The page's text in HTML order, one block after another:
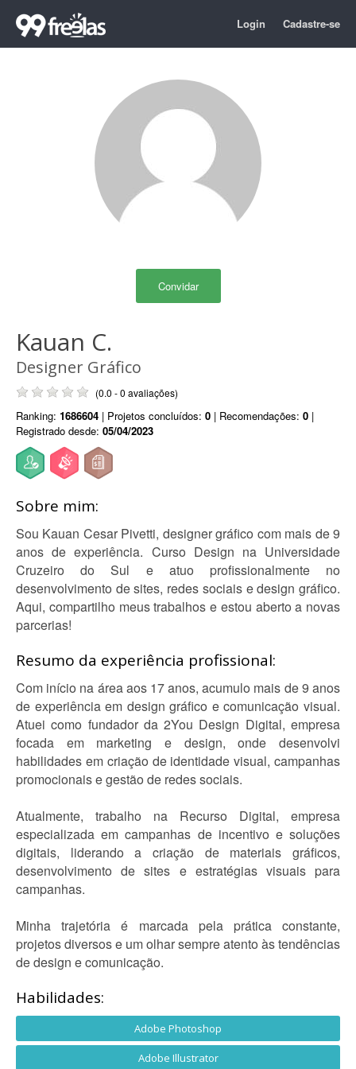
Login Cadastre-se
Convidar
Kauan C.
Designer Gráfico
(0.0 - 0 avaliações)
Ranking: 1686604 | Projetos concluídos: 0 | Recomendações: 0 |
Registrado desde: 05/04/2023
Sobre mim:
Sou Kauan Cesar Pivetti, designer gráfico com mais de 9
anos de experiência. Curso Design na Universidade
Cruzeiro do Sul e atuo profissionalmente no
desenvolvimento de sites, redes sociais e design gráfico.
Aqui, compartilho meus trabalhos e estou aberto a novas
parcerias!
Resumo da experiência profissional:
Com início na área aos 17 anos, acumulo mais de 9 anos
de experiência em design gráfico e comunicação visual.
Atuei como fundador da 2You Design Digital, empresa
focada em marketing e design, onde desenvolvi
habilidades em criação de identidade visual, campanhas
promocionais e gestão de redes sociais.
Atualmente, trabalho na Recurso Digital, empresa
especializada em campanhas de incentivo e soluções
digitais, liderando a criação de materiais gráficos,
desenvolvimento de sites e estratégias visuais para
campanhas.
Minha trajetória é marcada pela prática constante,
projetos diversos e um olhar sempre atento às tendências
de design e comunicação.
Habilidades:
Adobe Photoshop
Adobe Illustrator